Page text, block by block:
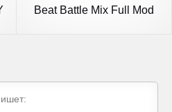
Beat Battle Mix Full Mod